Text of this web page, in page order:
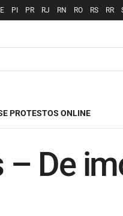
PI PR RJ RN RO RS RR
PROTESTOS ONLINE
De